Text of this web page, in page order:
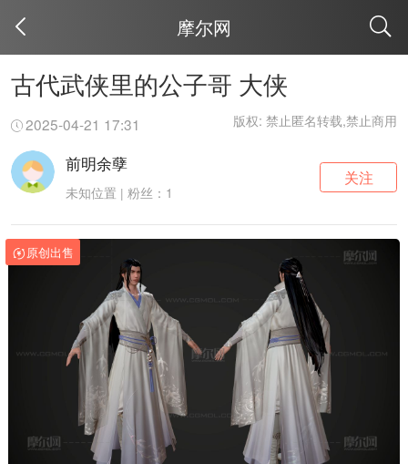
摩尔网
古代武侠里的公子哥 大侠
2025-04-21 17:31 版权: 禁止匿名转载,禁止商用
前明余孽
未知位置 | 粉丝：1
关注
原创出售
取消